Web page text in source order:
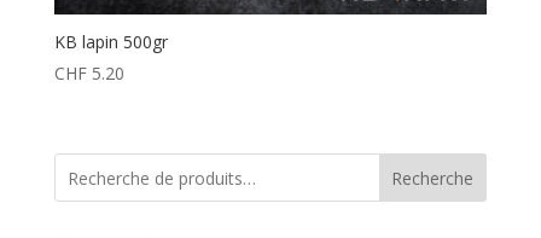
KB lapin 500gr
CHF5.20
Recherche